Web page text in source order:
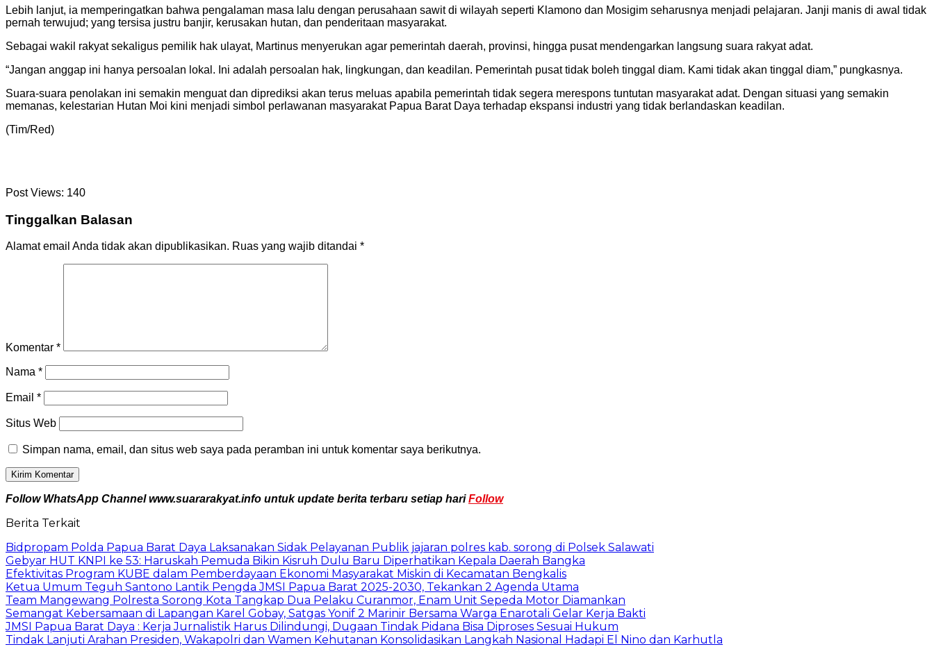
Lebih lanjut, ia memperingatkan bahwa pengalaman masa lalu dengan perusahaan sawit di wilayah seperti Klamono dan Mosigim seharusnya menjadi pelajaran. Janji manis di awal tidak
pernah terwujud; yang tersisa justru banjir, kerusakan hutan, dan penderitaan masyarakat.
Sebagai wakil rakyat sekaligus pemilik hak ulayat, Martinus menyerukan agar pemerintah daerah, provinsi, hingga pusat mendengarkan langsung suara rakyat adat.
“Jangan anggap ini hanya persoalan lokal. Ini adalah persoalan hak, lingkungan, dan keadilan. Pemerintah pusat tidak boleh tinggal diam. Kami tidak akan tinggal diam,” pungkasnya.
Suara-suara penolakan ini semakin menguat dan diprediksi akan terus meluas apabila pemerintah tidak segera merespons tuntutan masyarakat adat. Dengan situasi yang semakin
memanas, kelestarian Hutan Moi kini menjadi simbol perlawanan masyarakat Papua Barat Daya terhadap ekspansi industri yang tidak berlandaskan keadilan.
(Tim/Red)
Post Views: 140
Tinggalkan Balasan
Alamat email Anda tidak akan dipublikasikan. Ruas yang wajib ditandai *
Komentar *
Nama *
Email *
Situs Web
Simpan nama, email, dan situs web saya pada peramban ini untuk komentar saya berikutnya.
Follow WhatsApp Channel www.suararakyat.info untuk update berita terbaru setiap hariFollow
Berita Terkait
Bidpropam Polda Papua Barat Daya Laksanakan Sidak Pelayanan Publik jajaran polres kab. sorong di Polsek Salawati
Gebyar HUT KNPI ke 53: Haruskah Pemuda Bikin Kisruh Dulu Baru Diperhatikan Kepala Daerah Bangka
Efektivitas Program KUBE dalam Pemberdayaan Ekonomi Masyarakat Miskin di Kecamatan Bengkalis
Ketua Umum Teguh Santono Lantik Pengda JMSI Papua Barat 2025-2030, Tekankan 2 Agenda Utama
Team Mangewang Polresta Sorong Kota Tangkap Dua Pelaku Curanmor, Enam Unit Sepeda Motor Diamankan
Semangat Kebersamaan di Lapangan Karel Gobay, Satgas Yonif 2 Marinir Bersama Warga Enarotali Gelar Kerja Bakti
JMSI Papua Barat Daya : Kerja Jurnalistik Harus Dilindungi, Dugaan Tindak Pidana Bisa Diproses Sesuai Hukum
Tindak Lanjuti Arahan Presiden, Wakapolri dan Wamen Kehutanan Konsolidasikan Langkah Nasional Hadapi El Nino dan Karhutla